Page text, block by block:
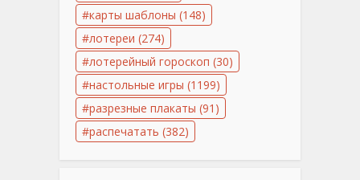
карты шаблоны (148)
лотереи (274)
лотерейный гороскоп (30)
настольные игры (1199)
разрезные плакаты (91)
распечатать (382)